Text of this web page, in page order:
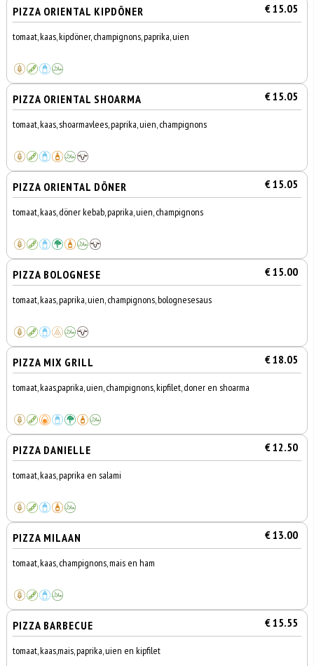
PIZZA ORIENTAL KIPDÖNER € 15.05
tomaat, kaas, kipdöner, champignons, paprika, uien
PIZZA ORIENTAL SHOARMA € 15.05
tomaat, kaas, shoarmavlees, paprika, uien, champignons
PIZZA ORIENTAL DÖNER € 15.05
tomaat, kaas, döner kebab, paprika, uien, champignons
PIZZA BOLOGNESE € 15.00
tomaat, kaas, paprika, uien, champignons, bolognesesaus
PIZZA MIX GRILL € 18.05
tomaat, kaas,paprika, uien, champignons, kipfilet, doner en shoarma
PIZZA DANIELLE € 12.50
tomaat, kaas, paprika en salami
PIZZA MILAAN € 13.00
tomaat, kaas, champignons, mais en ham
PIZZA BARBECUE € 15.55
tomaat, kaas,mais, paprika, uien en kipfilet